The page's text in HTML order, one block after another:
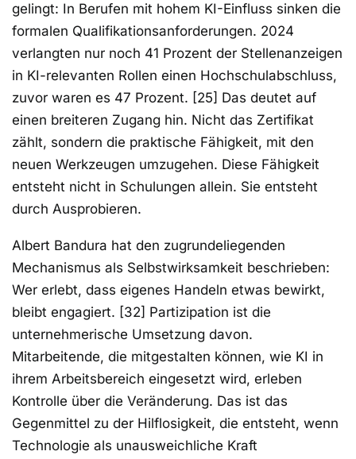
gelingt: In Berufen mit hohem KI-Einfluss sinken die
formalen Qualifikationsanforderungen. 2024
verlangten nur noch 41 Prozent der Stellenanzeigen
in KI-relevanten Rollen einen Hochschulabschluss,
zuvor waren es 47 Prozent. [25] Das deutet auf
einen breiteren Zugang hin. Nicht das Zertifikat
zählt, sondern die praktische Fähigkeit, mit den
neuen Werkzeugen umzugehen. Diese Fähigkeit
entsteht nicht in Schulungen allein. Sie entsteht
durch Ausprobieren.
Albert Bandura hat den zugrundeliegenden
Mechanismus als Selbstwirksamkeit beschrieben:
Wer erlebt, dass eigenes Handeln etwas bewirkt,
bleibt engagiert. [32] Partizipation ist die
unternehmerische Umsetzung davon.
Mitarbeitende, die mitgestalten können, wie KI in
ihrem Arbeitsbereich eingesetzt wird, erleben
Kontrolle über die Veränderung. Das ist das
Gegenmittel zu der Hilflosigkeit, die entsteht, wenn
Technologie als unausweichliche Kraft